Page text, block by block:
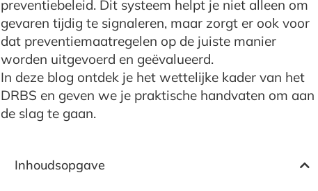
preventiebeleid. Dit systeem helpt je niet alleen om
gevaren tijdig te signaleren, maar zorgt er ook voor
dat preventiemaatregelen op de juiste manier
worden uitgevoerd en geëvalueerd.
In deze blog ontdek je het wettelijke kader van het
DRBS en geven we je praktische handvaten om aan
de slag te gaan.
Inhoudsopgave